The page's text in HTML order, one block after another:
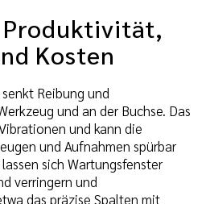
Kosten
Reibung und
und an der Buchse. Das
und kann die
und Aufnahmen spürbar
sich Wartungsfenster
verringern und
das präzise Spalten mit